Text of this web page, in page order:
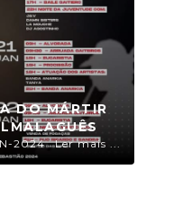
DO MÁRTIR
2024 Ler mais ...